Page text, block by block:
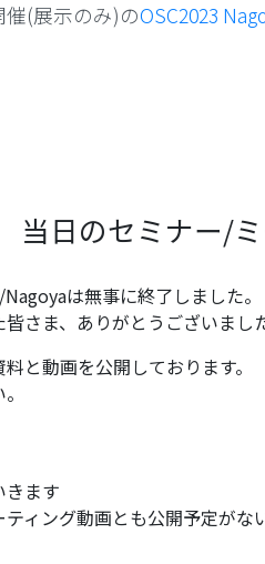
(展示のみ)のOSC2023
当日のセミナー/
は無事に終了しました。
さま、ありがとうございまし
と動画を公開しております。
ます
ィング動画とも公開予定がな